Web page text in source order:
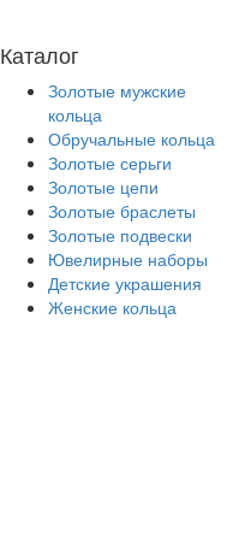
Каталог
Золотые мужские
кольца
Обручальные кольца
Золотые серьги
Золотые цепи
Золотые браслеты
Золотые подвески
Ювелирные наборы
Детские украшения
Женские кольца